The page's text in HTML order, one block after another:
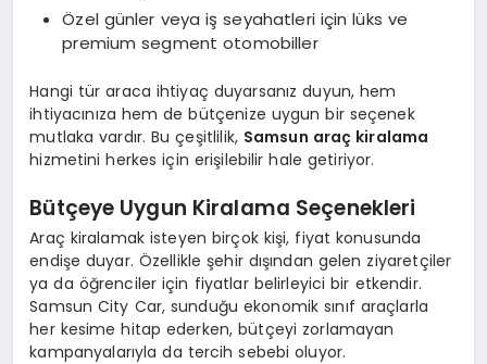
Özel günler veya iş seyahatleri için lüks ve
premium segment otomobiller
Hangi tür araca ihtiyaç duyarsanız duyun, hem
ihtiyacınıza hem de bütçenize uygun bir seçenek
mutlaka vardır. Bu çeşitlilik, Samsun araç kiralama
hizmetini herkes için erişilebilir hale getiriyor.
Bütçeye Uygun Kiralama Seçenekleri
Araç kiralamak isteyen birçok kişi, fiyat konusunda
endişe duyar. Özellikle şehir dışından gelen ziyaretçiler
ya da öğrenciler için fiyatlar belirleyici bir etkendir.
Samsun City Car, sunduğu ekonomik sınıf araçlarla
her kesime hitap ederken, bütçeyi zorlamayan
kampanyalarıyla da tercih sebebi oluyor.